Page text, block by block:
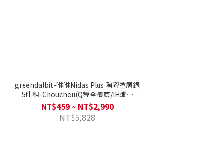
greendalbit-咻咻Midas Plus 陶瓷塗層鍋
5件組-Chouchou(Q導全覆底/IH爐可
用，不挑爐具)送矽膠湯勺+矽膠鍋鏟(款
式隨機)
NT$459 ~ NT$2,990
NT$5,828